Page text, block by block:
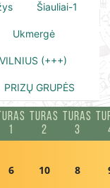
Šiauliai-1
Ukmergė
VILNIUS (+++)
PRIZŲ GRUPĖS
1
TURAS
2
TURAS
3
6 10 8